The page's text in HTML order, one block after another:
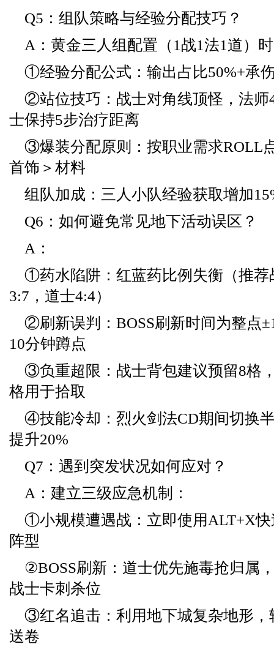
Q5：组队策略与经验分配技巧？
A：黄金三人组配置（1战1法1道）
①经验分配公式：输出占比50%+承
②站位技巧：战士对角线顶怪，法师
士保持5步治疗距离
③爆装分配原则：按职业需求ROLL
首饰＞材料
组队加成：三人小队经验获取增加
Q6：如何避免常见地下活动误区？
A：
①药水陷阱：红蓝药比例失衡（推荐
3:7，道士4:4）
②刷新误判：BOSS刷新时间为整点
10分钟蹲点
③负重超限：战士背包建议预留8格
格用于拾取
④技能冷却：烈火剑法CD期间切换
提升20%
Q7：遇到突发状况如何应对？
A：建立三级应急机制：
①小规模遭遇战：立即使用ALT+X
阵型
②BOSS刷新：道士优先施毒抢归属
战士卡刺杀位
③红名追击：利用地下城复杂地形，
送卷